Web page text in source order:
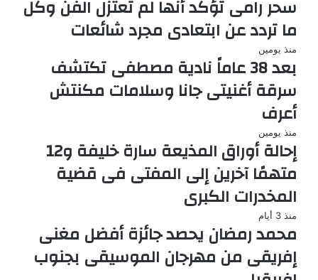
سحر رامى تؤكد أنها لم تعتزل الفن وكل
ما تردد عن ابتعادى مجرد شائعات
منذ يومين
بعد 38 عاماً نادية مصطفى تكتشف
سرقة أغنيتى جانا وسلامات مكنتش
أعرف
منذ يومين
إحالة أوراق المذيعة سارة خليفة و12
متهمًا آخرين إلى المفتى فى قضية
المخدرات الكبرى
منذ 3 أيام
محمد رمضان يحصد جائزة أفضل مغنى
إفريقى من مهرجان الموسيقى بجنوب